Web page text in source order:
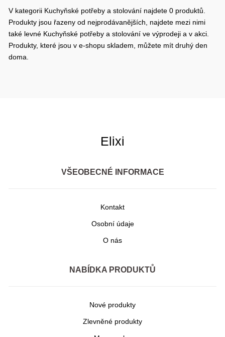
V kategorii Kuchyňské potřeby a stolování najdete 0 produktů.
Produkty jsou řazeny od nejprodávanějších, najdete mezi nimi
také levné Kuchyňské potřeby a stolování ve výprodeji a v akci.
Produkty, které jsou v e-shopu skladem, můžete mít druhý den
doma.
Elixi
VŠEOBECNÉ INFORMACE
Kontakt
Osobní údaje
O nás
NABÍDKA PRODUKTŮ
Nové produkty
Zlevněné produkty